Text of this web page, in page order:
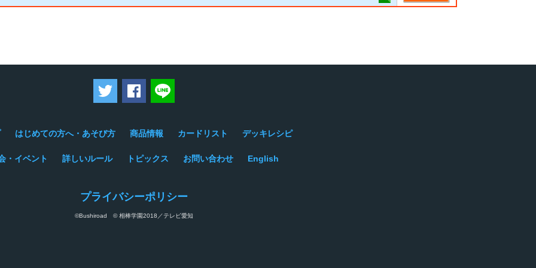
ツイートするFacebookでシェアする
はじめての方へ・あそび方 商品情報 カードリスト デッキレシピ
・イベント 詳しいルール トピックス お問い合わせ English
プライバシーポリシー
©Bushiroad © 相棒学園2018／テレビ愛知